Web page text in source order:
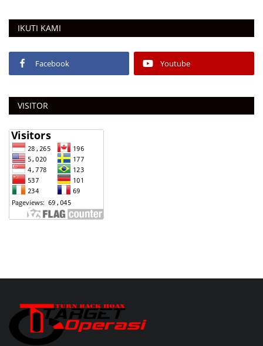
IKUTI KAMI
Facebook Youtube
VISITOR